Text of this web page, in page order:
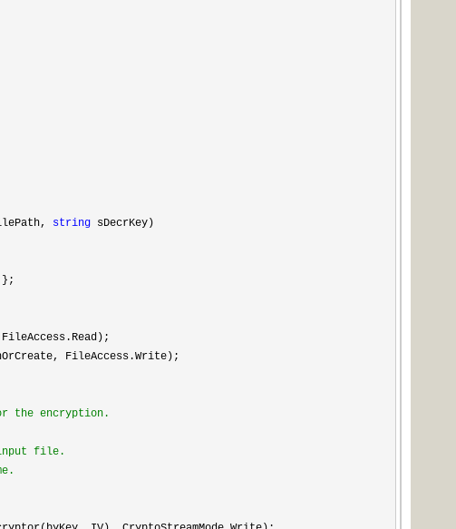
string sDecrKey)
};
FileAccess.Write);
the encryption.
file.